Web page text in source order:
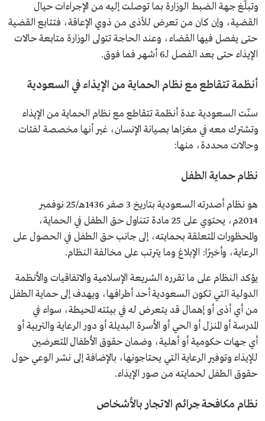
وتبلّغ جهة الضبط الوزارة بما توصلت إليه من الإجراءات حيال
القضية، وإن كان من تعرض للأذى من ذوي الإعاقة، فتتابع القضية
حتى يفصل فيها القضاء، وعند الحاجة تتولى الوزارة متابعة حالات
الإيذاء حتى بعد الفصل لـ6 أشهر فما فوق.
أنظمة تتقاطع مع نظام الحماية من الإيذاء في السعودية
سنّت السعودية عدة أنظمة تتقاطع مع نظام الحماية من الإيذاء
وتشترك معه في مغزاها بصيانة الإنسان، غير أنها مخصصة لفئات
وحالات محددة، منها:
نظام حماية الطفل
هو نظام أصدرته السعودية بتاريخ 3 صفر 1436هـ/25 نوفمبر
2014م، يحتوي على 25 مادة تتناول حق الطفل في الحماية،
والمحظورات المتعلقة بحمايته، إلى جانب حق الطفل في الحصول على
الرعاية، وأخيرًا: الإبلاغ وما يترتب على مخالفة النظام.
يؤكد النظام على ما تقرره الشريعة الإسلامية والاتفاقيات والأنظمة
الدولية التي تكون السعودية أحد أطرافها، ويهدف إلى حماية الطفل
من أي أذى أو إهمال قد يتعرض له في بيئته المحيطة، سواء في
المدرسة أو المنزل أو الحي أو الأسرة البديلة أو دور الرعاية والتربية أو
أي جهات حكومية أو أهلية، وضمان حقوق الأطفال المتعرضين
للإيذاء وتوفير الرعاية التي يحتاجونها، بالإضافة إلى نشر الوعي حول
حقوق الطفل لحمايته من صور الإيذاء.
نظام مكافحة جرائم الاتجار بالأشخاص